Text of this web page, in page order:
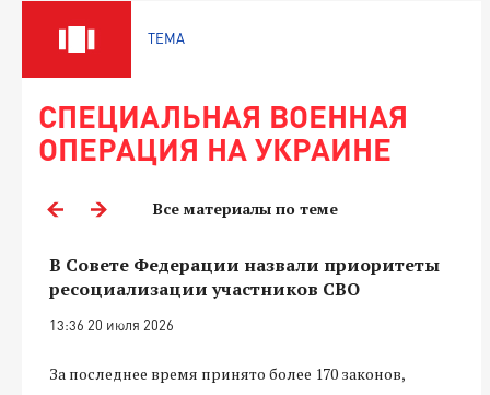
ТЕМА
СПЕЦИАЛЬНАЯ ВОЕННАЯ
ОПЕРАЦИЯ НА УКРАИНЕ
Все материалы по теме
В Совете Федерации назвали приоритеты
ресоциализации участников СВО
13:36 20 июля 2026
За последнее время принято более 170 законов,